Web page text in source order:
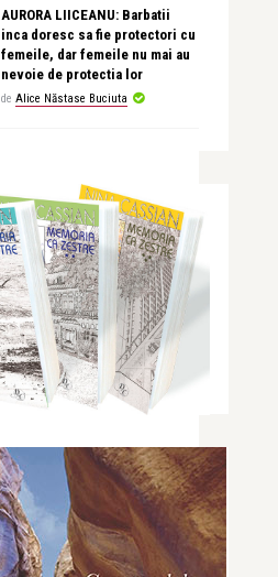
AURORA LIICEANU: Barbatii
inca doresc sa fie protectori cu
femeile, dar femeile nu mai au
nevoie de protectia lor
de Alice Năstase Buciuta